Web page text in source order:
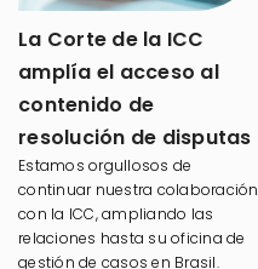
La Corte de la ICC
amplía el acceso al
contenido de
resolución de disputas
Estamos orgullosos de
continuar nuestra colaboración
con la ICC, ampliando las
relaciones hasta su oficina de
gestión de casos en Brasil.